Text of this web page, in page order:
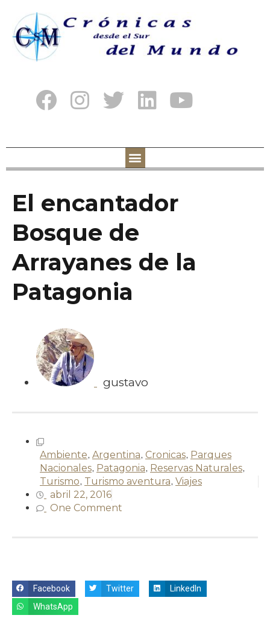
El encantador
Bosque de
Arrayanes de la
Patagonia
gustavo
Ambiente, Argentina, Cronicas, Parques
Nacionales, Patagonia, Reservas Naturales,
Turismo, Turismo aventura, Viajes
abril 22, 2016
One Comment
Facebook Twitter
LinkedIn
WhatsApp